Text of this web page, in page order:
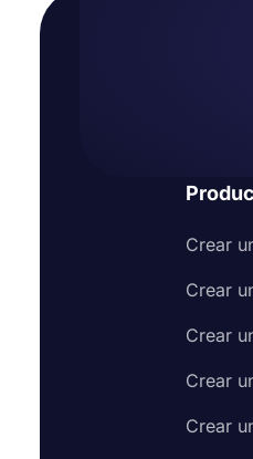
Crear
Crear
Crear
Crear
Crear